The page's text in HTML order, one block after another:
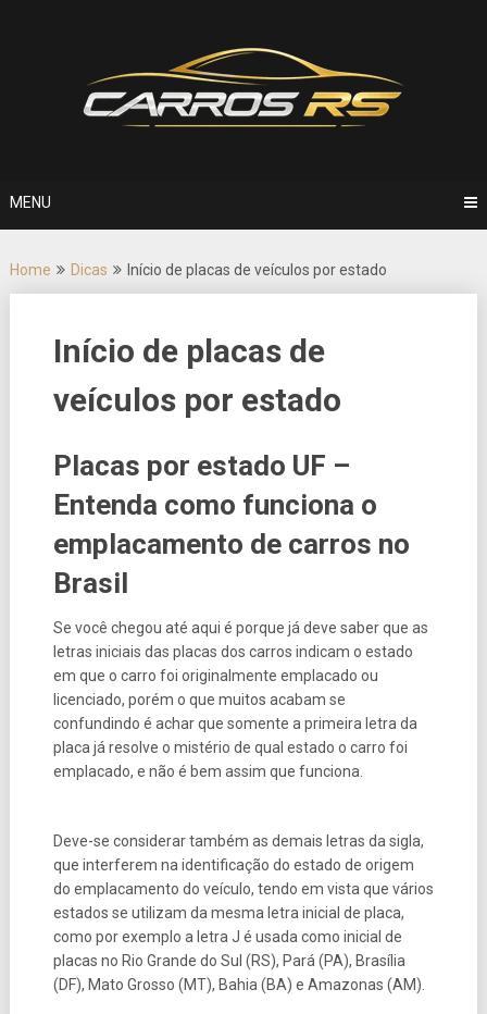
MENU
Home Dicas Início de placas de veículos por estado
Início de placas de
veículos por estado
Placas por estado UF –
Entenda como funciona o
emplacamento de carros no
Brasil
Se você chegou até aqui é porque já deve saber que as
letras iniciais das placas dos carros indicam o estado
em que o carro foi originalmente emplacado ou
licenciado, porém o que muitos acabam se
confundindo é achar que somente a primeira letra da
placa já resolve o mistério de qual estado o carro foi
emplacado, e não é bem assim que funciona.
Deve-se considerar também as demais letras da sigla,
que interferem na identificação do estado de origem
do emplacamento do veículo, tendo em vista que vários
estados se utilizam da mesma letra inicial de placa,
como por exemplo a letra J é usada como inicial de
placas no Rio Grande do Sul (RS), Pará (PA), Brasília
(DF), Mato Grosso (MT), Bahia (BA) e Amazonas (AM).